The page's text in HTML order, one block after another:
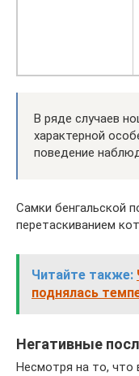
В ряде случаев
характерной
поведение
Самки бенгальской
перетаскиванием
Читайте также:
поднялась
Негативные
Несмотря на то, что